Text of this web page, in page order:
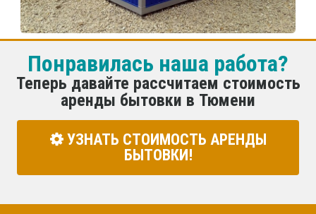
Понравилась наша работа?
Теперь давайте рассчитаем стоимость
аренды бытовки в Тюмени
УЗНАТЬ СТОИМОСТЬ АРЕНДЫ
БЫТОВКИ!